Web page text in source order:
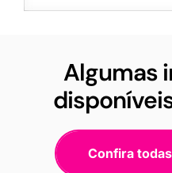
Algumas
Confira